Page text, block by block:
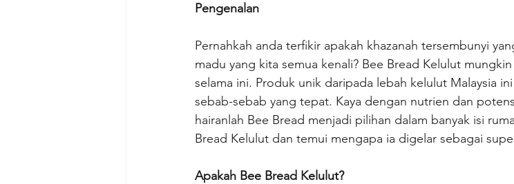
Pengenalan
Pernahkah anda terfikir apakah khazanah tersembunyi
madu yang kita semua kenali? Bee Bread Kelulut
selama ini. Produk unik daripada lebah kelulut Malaysia
sebab-sebab yang tepat. Kaya dengan nutrien dan
hairanlah Bee Bread menjadi pilihan dalam banyak isi
Bread Kelulut dan temui mengapa ia digelar sebagai
Apakah Bee Bread Kelulut?